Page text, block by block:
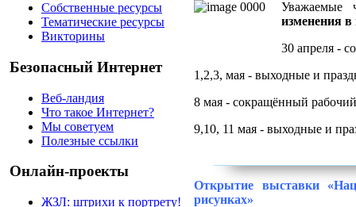
Собственные ресурсы
Тематические ресурсы
Викторины
Безопасный Интернет
Веб-ландия
Что такое Интернет?
Мы советуем
Полезные ссылки
Онлайн-проекты
ЖЗЛ: штрихи к портрету!
Уважаемые
изменения
30 апреля -
1,2,3, мая - выходные и
8 мая - сокращённый
9,10, 11 мая - выходные и
Открытие выставки
рисунках»